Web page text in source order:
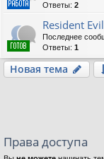
Ответы: 2
Resident
Последнее
Ответы: 1
Новая тема
Права доступа